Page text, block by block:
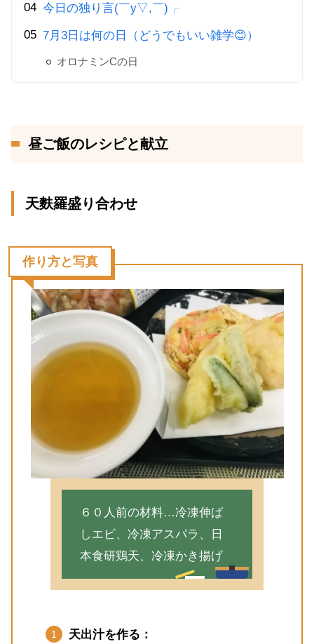
今日の独り言(￣y▽,￣)╭
7月3日は何の日（どうでもいい雑学😊）
オロナミンCの日
昼ご飯のレシピと献立
天麩羅盛り合わせ
作り方と写真
６０人前の材料…冷凍伸ば
しエビ、冷凍アスパラ、日
本食研鶏天、冷凍かき揚げ
天出汁を作る：